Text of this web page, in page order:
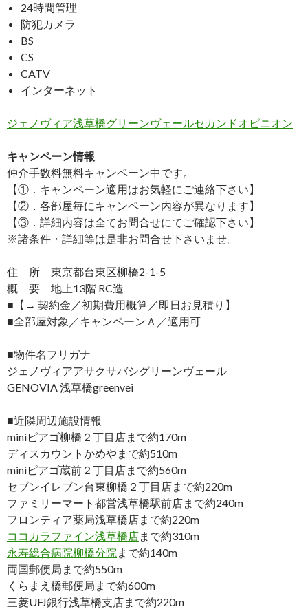
24時間管理
防犯カメラ
BS
CS
CATV
インターネット
ジェノヴィア浅草橋グリーンヴェールセカンドオピニオン
キャンペーン情報
仲介手数料無料キャンペーン中です。
【①．キャンペーン適用はお気軽にご連絡下さい】
【②．各部屋毎にキャンペーン内容が異なります】
【③．詳細内容は全てお問合せにてご確認下さい】
※諸条件・詳細等は是非お問合せ下さいませ。
住 所 東京都台東区柳橋2-1-5
概 要 地上13階 RC造
■【→ 契約金／初期費用概算／即日お見積り】
■全部屋対象／キャンペーンＡ／適用可
■物件名フリガナ
ジェノヴィアアサクサバシグリーンヴェール
GENOVIA 浅草橋greenvei
■近隣周辺施設情報
miniピアゴ柳橋２丁目店まで約170m
ディスカウントかめやまで約510m
miniピアゴ蔵前２丁目店まで約560m
セブンイレブン台東柳橋２丁目店まで約220m
ファミリーマート都営浅草橋駅前店まで約240m
フロンティア薬局浅草橋店まで約220m
ココカラファイン浅草橋店まで約310m
永寿総合病院柳橋分院 まで約140m
両国郵便局まで約550m
くらまえ橋郵便局まで約600m
三菱UFJ銀行浅草橋支店まで約220m